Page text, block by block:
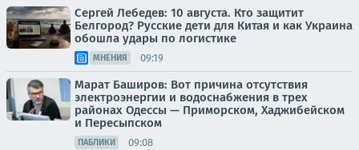
Сергей Лебедев: 10 августа. Кто защитит
Белгород? Русские дети для Китая и как Украина
обошла удары по логистике
МНЕНИЯ 09:19
Марат Баширов: Вот причина отсутствия
электроэнергии и водоснабжения в трех
районах Одессы — Приморском, Хаджибейском
и Пересыпском
ПАБЛИКИ 09:08